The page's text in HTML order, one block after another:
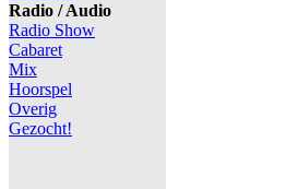
Radio / Audio
Radio Show
Cabaret
Mix
Hoorspel
Overig
Gezocht!